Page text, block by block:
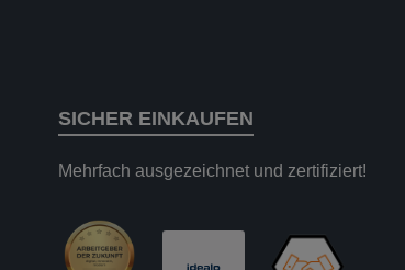
SICHER EINKAUFEN
Mehrfach ausgezeichnet und zertifiziert!